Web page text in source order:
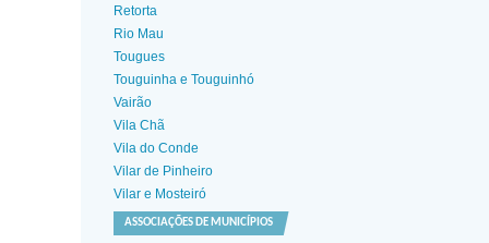
Retorta
Rio Mau
Tougues
Touguinha e Touguinhó
Vairão
Vila Chã
Vila do Conde
Vilar de Pinheiro
Vilar e Mosteiró
ASSOCIAÇÕES DE MUNICÍPIOS